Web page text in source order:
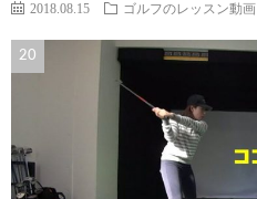
2018.08.15 ゴルフのレッスン動画